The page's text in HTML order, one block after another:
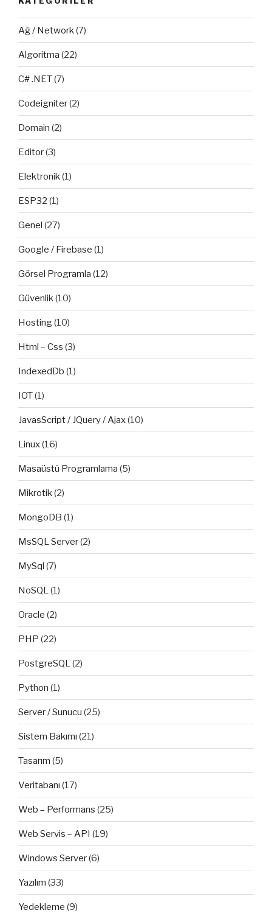
Ağ / Network(7)
Algoritma (22)
C# .NET(7)
Codeigniter(2)
Domain (2)
Editor(3)
Elektronik(1)
ESP32 (1)
Genel (27)
Google / Firebase (1)
Görsel Programla (12)
Güvenlik(10)
Hosting(10)
Html – Css (3)
IndexedDb (1)
IOT(1)
JavasScript / JQuery / Ajax(10)
Linux(16)
Masaüstü Programlama (5)
Mikrotik(2)
MongoDB (1)
MsSQL Server(2)
MySql (7)
NoSQL(1)
Oracle (2)
PHP (22)
PostgreSQL(2)
Python (1)
Server / Sunucu (25)
Sistem Bakımı (21)
Tasarım (5)
Veritabanı (17)
Web – Performans (25)
Web Servis – API (19)
Windows Server(6)
Yazılım (33)
Yedekleme (9)